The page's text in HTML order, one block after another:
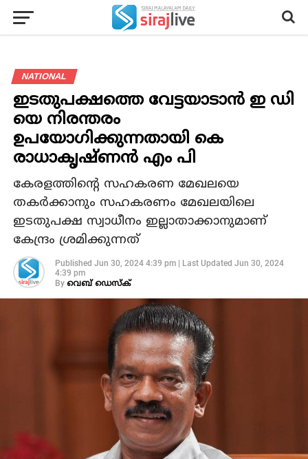
NATIONAL
ഇടതുപക്ഷത്തെ വേട്ടയാടാന്‍ ഇ ഡി
യെ നിരന്തരം
ഉപയോഗിക്കുന്നതായി കെ
രാധാകൃഷ്ണന്‍ എം പി
കേരളത്തിന്റെ സഹകരണ മേഖലയെ
തകര്‍ക്കാനും സഹകരണം മേഖലയിലെ
ഇടതുപക്ഷ സ്വാധീനം ഇല്ലാതാക്കാനുമാണ്
കേന്ദ്രം ശ്രമിക്കുന്നത്
Published Jun 30, 2024 4:39 pm| Last Updated Jun 30, 2024
4:39 pm
By വെബ് ഡെസ്‌ക്